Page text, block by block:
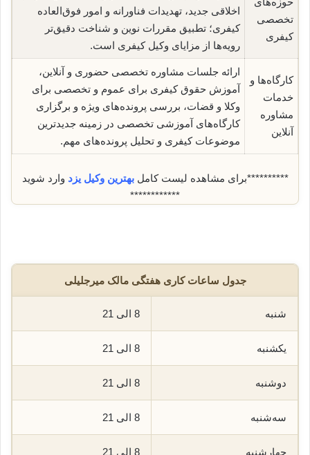
تخصصی
کیفری
اخلاقی جدید، تهدیدات فناورانه و امور فوق‌العاده
کیفری؛ تطبیق مقررات نوین و شناخت دقیق‌تر
رویه‌ها از مزایای وکیل کیفری است.
کارگاه‌ها و
خدمات
مشاوره
آنلاین
ارائه جلسات مشاوره تخصصی حضوری و آنلاین،
آموزش حقوق کیفری برای عموم و تخصصی برای
وکلا و قضات، بررسی پرونده‌های ویژه و برگزاری
کارگاه‌های آموزشی تخصصی در زمینه جدیدترین
موضوعات کیفری و تحلیل پرونده‌های مهم.
**********برای مشاهده لیست کاملبهترین وکیل یزد وارد شوید
************
جدول ساعات کاری هفتگی مالک میرجلیلی
شنبه 8 الی 21
یکشنبه 8 الی 21
دوشنبه 8 الی 21
سه‌شنبه 8 الی 21
چهارشنبه 8 الی 21